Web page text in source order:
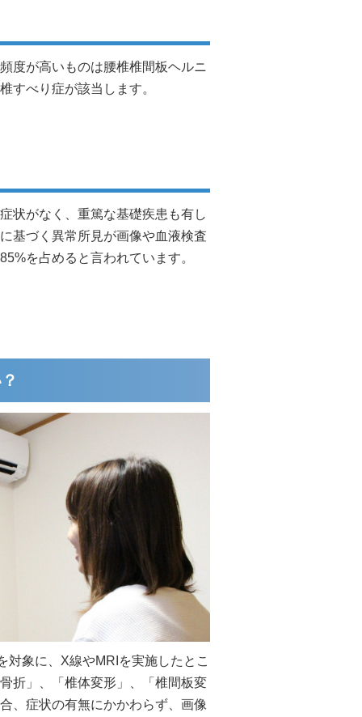
度が高いものは腰椎椎間板ヘルニ
すべり症が該当します。
状がなく、重篤な基礎疾患も有し
基づく異常所見が画像や血液検査
を占めると言われています。
対象に、X線やMRIを実施したとこ
折」、「椎体変形」、「椎間板変
、症状の有無にかかわらず、画像